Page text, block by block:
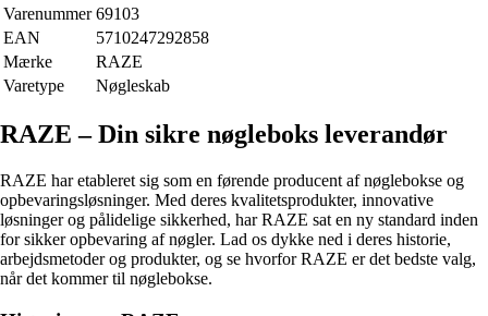
Varenummer 69103
EAN
5710247292858
Mærke
RAZE
Varetype
Nøgleskab
RAZE – Din sikre nøgleboks leverandør
RAZE har etableret sig som en førende producent af nøglebokse og
opbevaringsløsninger. Med deres kvalitetsprodukter, innovative
løsninger og pålidelige sikkerhed, har RAZE sat en ny standard inden
for sikker opbevaring af nøgler. Lad os dykke ned i deres historie,
arbejdsmetoder og produkter, og se hvorfor RAZE er det bedste valg,
når det kommer til nøglebokse.